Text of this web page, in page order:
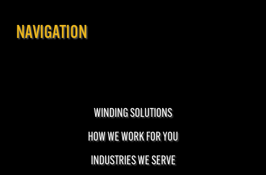
NAVIGATION
WINDING SOLUTIONS
HOW WE WORK FOR YOU
INDUSTRIES WE SERVE